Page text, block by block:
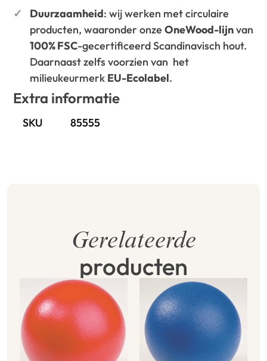
Duurzaamheid: wij werken met circulaire
producten, waaronder onzeOneWood-lijnvan
100% FSC-gecertificeerd Scandinavisch hout.
Daarnaast zelfs voorzien van het
milieukeurmerk EU-Ecolabel.
Extra informatie
SKU 85555
Gerelateerde
producten